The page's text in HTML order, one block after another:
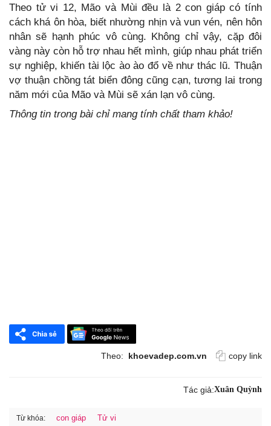
Theo tử vi 12, Mão và Mùi đều là 2 con giáp có tính
cách khá ôn hòa, biết nhường nhịn và vun vén, nên hôn
nhân sẽ hạnh phúc vô cùng. Không chỉ vậy, cặp đôi
vàng này còn hỗ trợ nhau hết mình, giúp nhau phát triển
sự nghiệp, khiến tài lộc ào ào đổ về như thác lũ. Thuận
vợ thuận chồng tát biển đông cũng cạn, tương lai trong
năm mới của Mão và Mùi sẽ xán lạn vô cùng.
Thông tin trong bài chỉ mang tính chất tham khảo!
Theo: khoevadep.com.vn copy link
Tác giả:Xuân Quỳnh
Từ khóa: con giáp Tử vi